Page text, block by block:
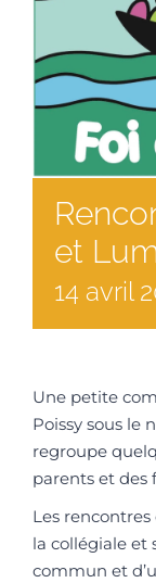
et
14 avril
Une petite
Poissy sous le
regroupe
parents et des
Les
la collégiale et
commun et